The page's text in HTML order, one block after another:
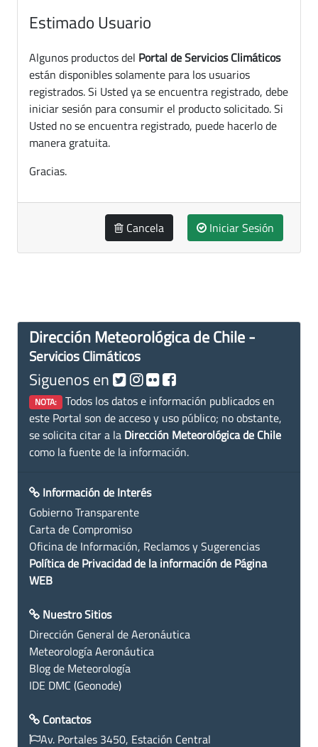
Estimado Usuario
Algunos productos del Portal de Servicios Climáticos
están disponibles solamente para los usuarios
registrados. Si Usted ya se encuentra registrado, debe
iniciar sesión para consumir el producto solicitado. Si
Usted no se encuentra registrado, puede hacerlo de
manera gratuita.
Gracias.
Cancela Iniciar Sesión
Dirección Meteorológica de Chile -
Servicios Climáticos
Siguenos en
NOTA: Todos los datos e información publicados en
este Portal son de acceso y uso público; no obstante,
se solicita citar a la Dirección Meteorológica de Chile
como la fuente de la información.
Información de Interés
Gobierno Transparente
Carta de Compromiso
Oficina de Información, Reclamos y Sugerencias
Política de Privacidad de la información de Página
WEB
Nuestro Sitios
Dirección General de Aeronáutica
Meteorología Aeronáutica
Blog de Meteorología
IDE DMC (Geonode)
Contactos
Av. Portales 3450, Estación Central